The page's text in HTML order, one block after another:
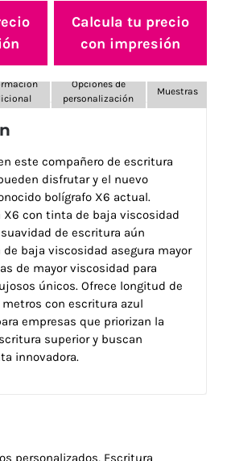
Calcula tu precio
con impresión
Opciones de
personalización
Muestras
este compañero de escritura
disfrutar y el nuevo
bolígrafo X6 actual.
X6 con tinta de baja viscosidad
de escritura aún
baja viscosidad asegura mayor
de mayor viscosidad para
únicos. Ofrece longitud de
con escritura azul
empresas que priorizan la
superior y buscan
innovadora.